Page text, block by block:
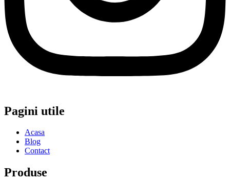
Pagini utile
Acasa
Blog
Contact
Produse